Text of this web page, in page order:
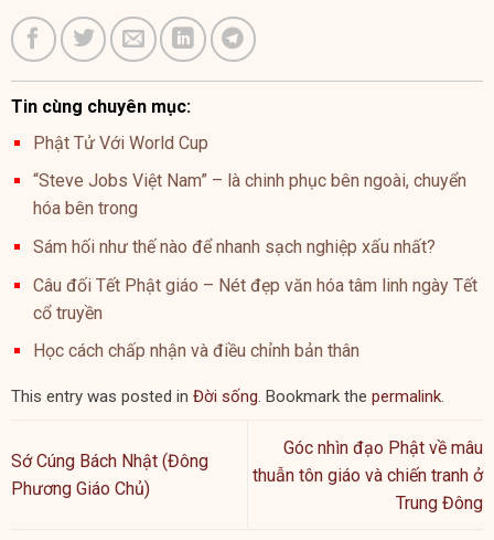
Tin cùng chuyên mục:
Phật Tử Với World Cup
“Steve Jobs Việt Nam” – là chinh phục bên ngoài, chuyển
hóa bên trong
Sám hối như thế nào để nhanh sạch nghiệp xấu nhất?
Câu đối Tết Phật giáo – Nét đẹp văn hóa tâm linh ngày Tết
cổ truyền
Học cách chấp nhận và điều chỉnh bản thân
This entry was posted in Đời sống. Bookmark the permalink.
Sớ Cúng Bách Nhật (Đông
Phương Giáo Chủ)
Góc nhìn đạo Phật về mâu
thuẫn tôn giáo và chiến tranh ở
Trung Đông